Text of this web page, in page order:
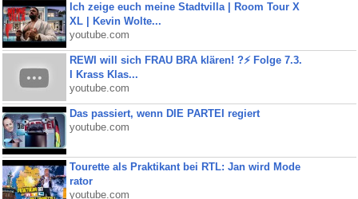
Ich zeige euch meine Stadtvilla | Room Tour X
XL | Kevin Wolte...
youtube.com
REWI will sich FRAU BRA klären! ?⚡️ Folge 7.3.
I Krass Klas...
youtube.com
Das passiert, wenn DIE PARTEI regiert
youtube.com
Tourette als Praktikant bei RTL: Jan wird Mode
rator
youtube.com